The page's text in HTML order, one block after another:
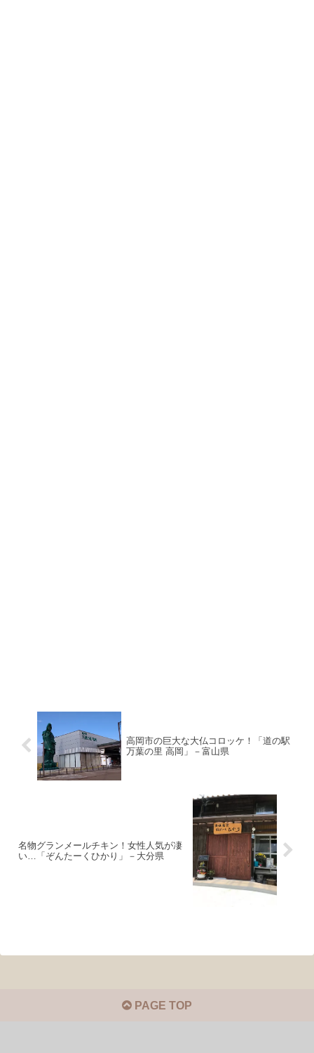
高岡市の巨大な大仏コロッケ！「道の駅
万葉の里 高岡」－富山県
名物グランメールチキン！女性人気が凄
い…「ぞんたーくひかり」－大分県
PAGE TOP